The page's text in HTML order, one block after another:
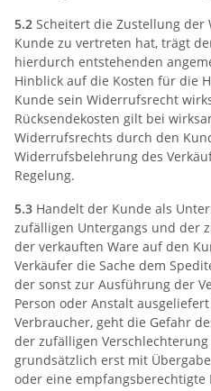
5.2 Scheitert die Zustellung der
Kunde zu vertreten hat, trägt
hierdurch entstehenden
Hinblick auf die Kosten für die
Kunde sein Widerrufsrecht
Rücksendekosten gilt bei
Widerrufsrechts durch den
Widerrufsbelehrung des
Regelung.
5.3 Handelt der Kunde als
zufälligen Untergangs und der
der verkauften Ware auf den
Verkäufer die Sache dem
der sonst zur Ausführung der
Person oder Anstalt
Verbraucher, geht die Gefahr
der zufälligen
grundsätzlich erst mit
oder eine empfangsberechtigte